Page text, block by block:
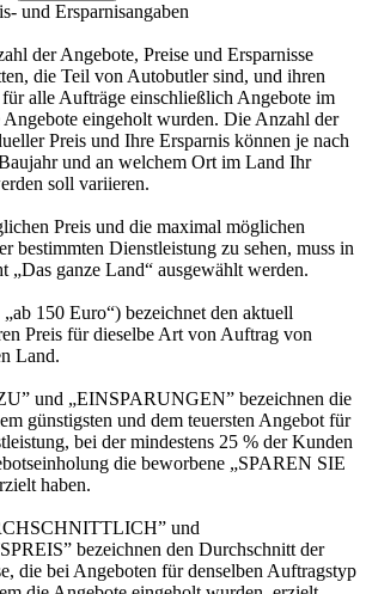
und Ersparnisangaben
der Angebote, Preise und Ersparnisse
die Teil von Autobutler sind, und ihren
alle Aufträge einschließlich Angebote im
eingeholt wurden. Die Anzahl der
Preis und Ihre Ersparnis können je nach
und an welchem Ort im Land Ihr
soll variieren.
Preis und die maximal möglichen
bestimmten Dienstleistung zu sehen, muss in
„Das ganze Land“ ausgewählt werden.
150 Euro“) bezeichnet den aktuell
Preis für dieselbe Art von Auftrag von
Land.
und „EINSPARUNGEN” bezeichnen die
günstigsten und dem teuersten Angebot für
bei der mindestens 25 % der Kunden
die beworbene „SPAREN SIE
haben.
und
bezeichnen den Durchschnitt der
die bei Angeboten für denselben Auftragstyp